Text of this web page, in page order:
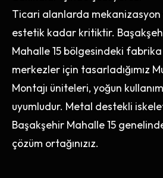
Ticari alanlarda mekanizasyon
estetik kadar kritiktir.
Mahalle 15 bölgesindeki
merkezler için tasarladığımız
Montajı üniteleri, yoğun
uyumludur. Metal destekli
Başakşehir Mahalle 15
çözüm ortağınızız.